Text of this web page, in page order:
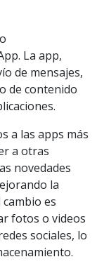
La app,
de mensajes,
de contenido
a las apps más
a otras
novedades
la
es
fotos o videos
sociales, lo